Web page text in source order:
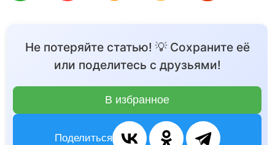
Не потеряйте статью! 💡 Сохраните её
или поделитесь с друзьями!
В избранное
Поделиться